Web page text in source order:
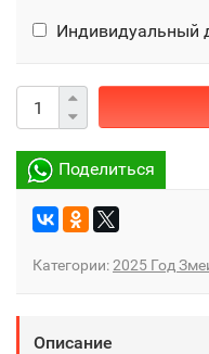
Индивидуальный
Поделиться
Категории:2025 Год
Описание